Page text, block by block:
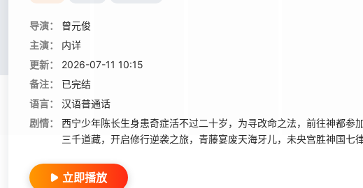
导演：
曾元俊
主演：
内详
更新：
2026-07-11 10:15
备注：
已完结
语言：
汉语普通话
剧情：
西宁少年陈长生身患奇症活不过二十岁，为寻改命之法，前往神都
三千道藏，开启修行逆袭之旅，青藤宴废天海牙儿，未央宫胜神国七
立即播放